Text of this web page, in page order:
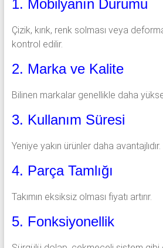
1. Mobilyanın Durumu
Çizik, kırık, renk solması veya
kontrol edilir.
2. Marka ve Kalite
Bilinen markalar genellikle daha
3. Kullanım Süresi
Yeniye yakın ürünler daha avantajlıdır.
4. Parça Tamlığı
Takımın eksiksiz olması fiyatı artırır.
5. Fonksiyonellik